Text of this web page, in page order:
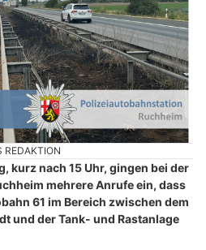
REDAKTION
kurz nach 15 Uhr, gingen bei der
mehrere Anrufe ein, dass
61 im Bereich zwischen dem
und der Tank- und Rastanlage